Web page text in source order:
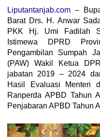
Liputantanjab.com –
Barat Drs. H. Anwar
PKK Hj. Umi Fadilah
Istimewa DPRD
Pengambilan Sumpah
(PAW) Wakil Ketua
jabatan 2019 – 2024
Hasil Evaluasi Menteri
Ranperda APBD Tahun
Penjabaran APBD Tahun